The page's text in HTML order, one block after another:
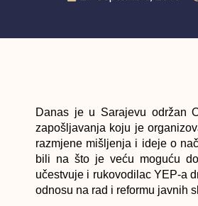
Danas je u Sarajevu održan
zapošljavanja koju je
razmjene mišljenja i ideje o
bili na što je veću moguću
učestvuje i rukovodilac YEP-a
odnosu na rad i reformu javnih